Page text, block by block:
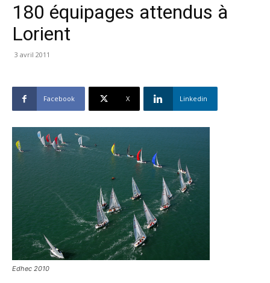
180 équipages attendus à
Lorient
3 avril 2011
Facebook X Linkedin
Edhec 2010